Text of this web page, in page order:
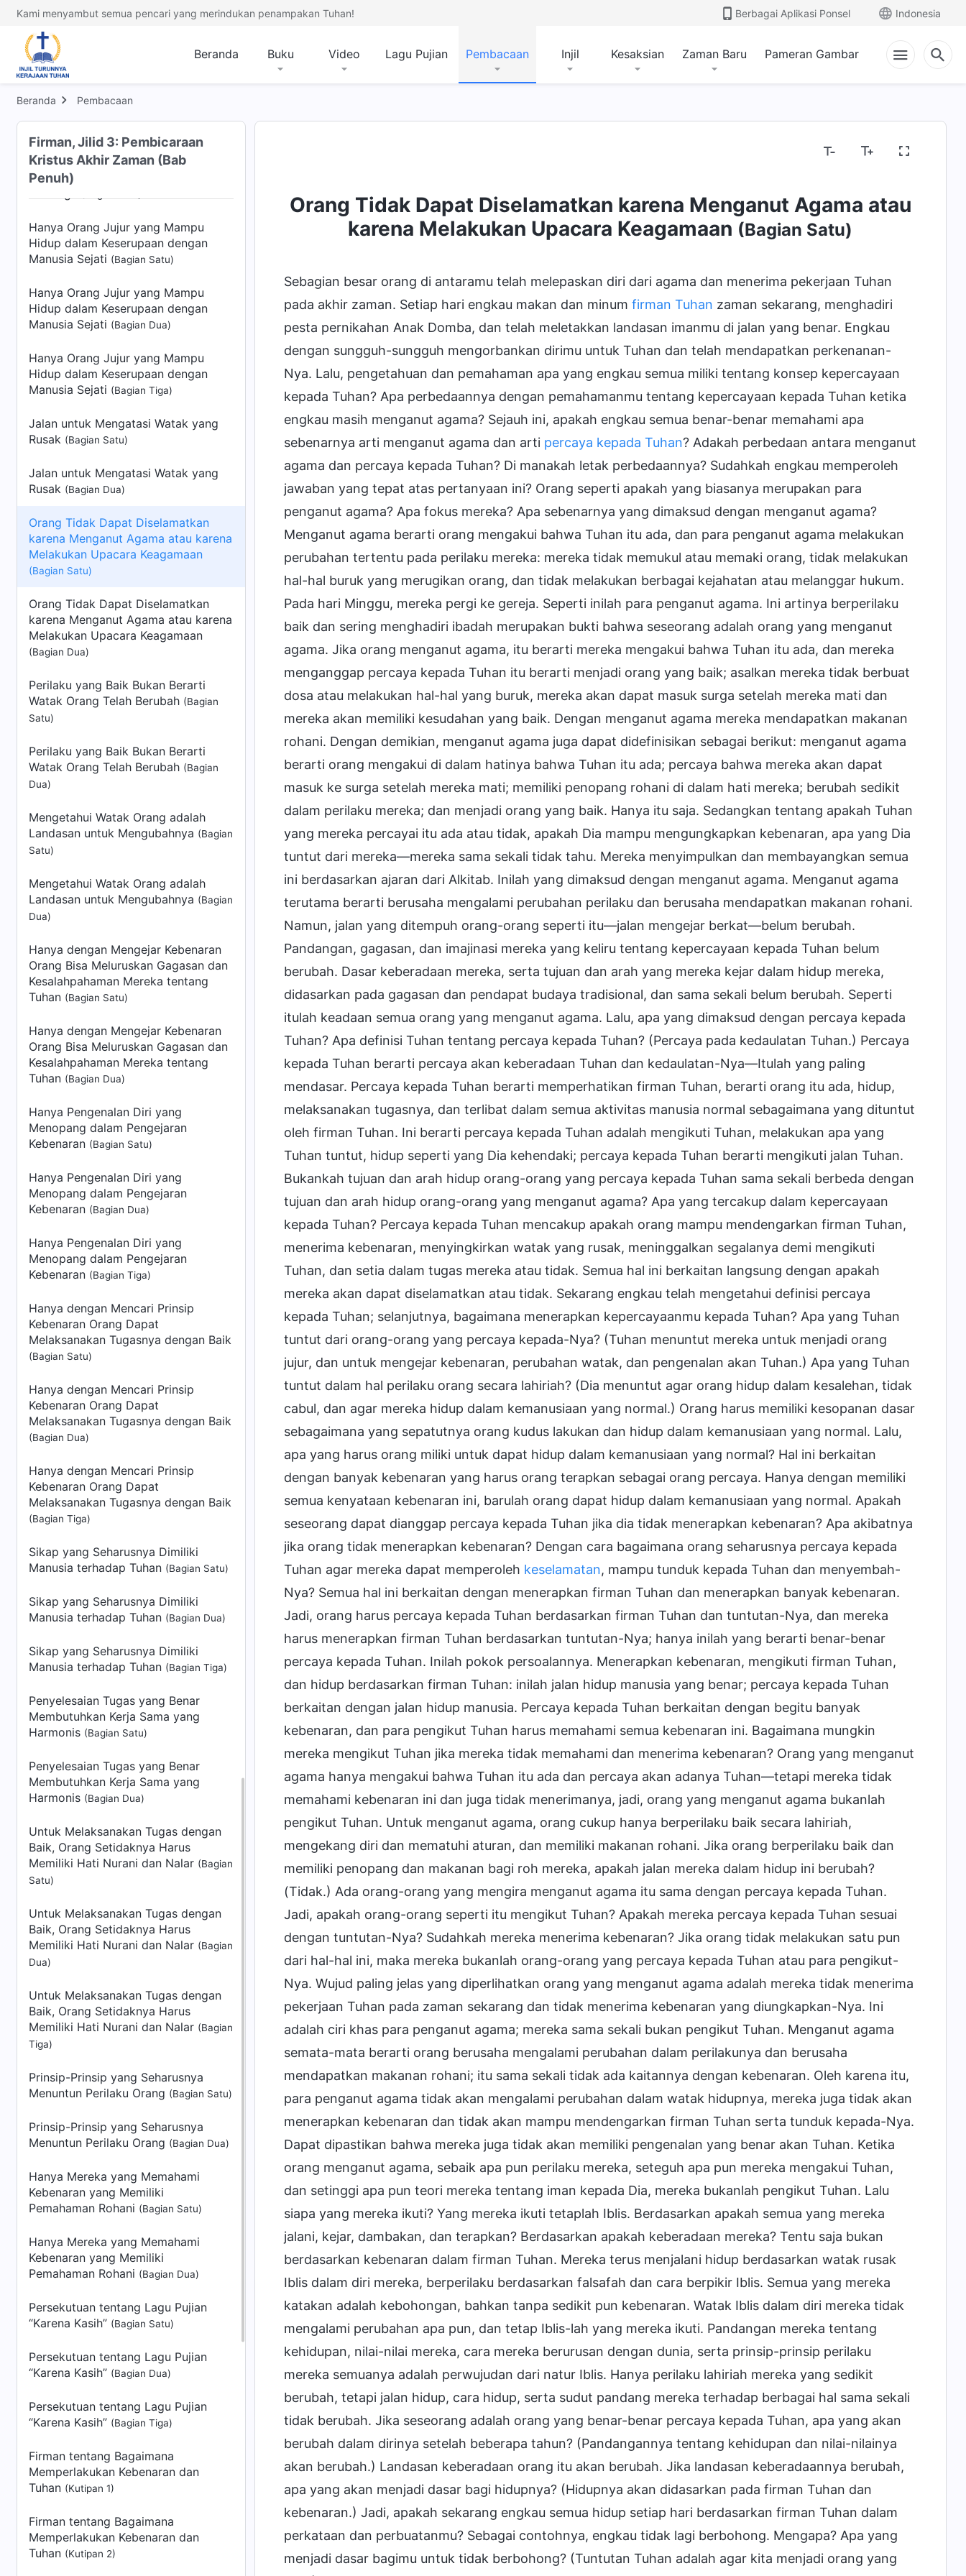
Kami menyambut semua pencari yang merindukan penampakan Tuhan! Berbagai Aplikasi Ponsel Indonesia
Beranda Buku Video Lagu Pujian Pembacaan Injil Kesaksian Zaman Baru Pameran Gambar
Beranda Pembacaan
Firman, Jilid 3: Pembicaraan
Kristus Akhir Zaman (Bab
Penuh)
Bagaimana Mengetahui Kedaulatan
Tuhan
Hanya dengan Melaksanakan Tugas
sebagai Makhluk Ciptaan dengan
Baik, Barulah Hidup itu Menjadi
Hanya dengan Melaksanakan Tugas
sebagai Makhluk Ciptaan dengan
Baik, Barulah Hidup itu Menjadi
Hanya Orang Jujur yang Mampu
Hidup dalam Keserupaan dengan
Manusia Sejati (Bagian Satu)
Hanya Orang Jujur yang Mampu
Hidup dalam Keserupaan dengan
Manusia Sejati (Bagian Dua)
Hanya Orang Jujur yang Mampu
Hidup dalam Keserupaan dengan
Manusia Sejati (Bagian Tiga)
Jalan untuk Mengatasi Watak yang
Rusak (Bagian Satu)
Jalan untuk Mengatasi Watak yang
Rusak (Bagian Dua)
Orang Tidak Dapat Diselamatkan
karena Menganut Agama atau karena
Melakukan Upacara Keagamaan
(Bagian Satu)
Orang Tidak Dapat Diselamatkan
karena Menganut Agama atau karena
Melakukan Upacara Keagamaan
(Bagian Dua)
Perilaku yang Baik Bukan Berarti
Watak Orang Telah Berubah (Bagian
Satu)
Perilaku yang Baik Bukan Berarti
Watak Orang Telah Berubah (Bagian
Dua)
Mengetahui Watak Orang adalah
Landasan untuk Mengubahnya (Bagian
Satu)
Mengetahui Watak Orang adalah
Landasan untuk Mengubahnya (Bagian
Dua)
Hanya dengan Mengejar Kebenaran
Orang Bisa Meluruskan Gagasan dan
Kesalahpahaman Mereka tentang
Tuhan (Bagian Satu)
Hanya dengan Mengejar Kebenaran
Orang Bisa Meluruskan Gagasan dan
Kesalahpahaman Mereka tentang
Tuhan (Bagian Dua)
Hanya Pengenalan Diri yang
Menopang dalam Pengejaran
Kebenaran (Bagian Satu)
Hanya Pengenalan Diri yang
Menopang dalam Pengejaran
Kebenaran (Bagian Dua)
Hanya Pengenalan Diri yang
Menopang dalam Pengejaran
Kebenaran (Bagian Tiga)
Hanya dengan Mencari Prinsip
Kebenaran Orang Dapat
Melaksanakan Tugasnya dengan Baik
(Bagian Satu)
Hanya dengan Mencari Prinsip
Kebenaran Orang Dapat
Melaksanakan Tugasnya dengan Baik
(Bagian Dua)
Hanya dengan Mencari Prinsip
Kebenaran Orang Dapat
Melaksanakan Tugasnya dengan Baik
(Bagian Tiga)
Sikap yang Seharusnya Dimiliki
Manusia terhadap Tuhan (Bagian Satu)
Sikap yang Seharusnya Dimiliki
Manusia terhadap Tuhan (Bagian Dua)
Sikap yang Seharusnya Dimiliki
Manusia terhadap Tuhan (Bagian Tiga)
Penyelesaian Tugas yang Benar
Membutuhkan Kerja Sama yang
Harmonis (Bagian Satu)
Penyelesaian Tugas yang Benar
Membutuhkan Kerja Sama yang
Harmonis (Bagian Dua)
Untuk Melaksanakan Tugas dengan
Baik, Orang Setidaknya Harus
Memiliki Hati Nurani dan Nalar (Bagian
Satu)
Untuk Melaksanakan Tugas dengan
Baik, Orang Setidaknya Harus
Memiliki Hati Nurani dan Nalar (Bagian
Dua)
Untuk Melaksanakan Tugas dengan
Baik, Orang Setidaknya Harus
Memiliki Hati Nurani dan Nalar (Bagian
Tiga)
Prinsip-Prinsip yang Seharusnya
Menuntun Perilaku Orang (Bagian Satu)
Prinsip-Prinsip yang Seharusnya
Menuntun Perilaku Orang (Bagian Dua)
Hanya Mereka yang Memahami
Kebenaran yang Memiliki
Pemahaman Rohani (Bagian Satu)
Hanya Mereka yang Memahami
Kebenaran yang Memiliki
Pemahaman Rohani (Bagian Dua)
Persekutuan tentang Lagu Pujian
“Karena Kasih” (Bagian Satu)
Persekutuan tentang Lagu Pujian
“Karena Kasih” (Bagian Dua)
Persekutuan tentang Lagu Pujian
“Karena Kasih” (Bagian Tiga)
Firman tentang Bagaimana
Memperlakukan Kebenaran dan
Tuhan (Kutipan 1)
Firman tentang Bagaimana
Memperlakukan Kebenaran dan
Tuhan (Kutipan 2)
Orang Tidak Dapat Diselamatkan karena Menganut Agama atau
karena Melakukan Upacara Keagamaan (Bagian Satu)
Sebagian besar orang di antaramu telah melepaskan diri dari agama dan menerima pekerjaan Tuhan
pada akhir zaman. Setiap hari engkau makan dan minum firman Tuhan zaman sekarang, menghadiri
pesta pernikahan Anak Domba, dan telah meletakkan landasan imanmu di jalan yang benar. Engkau
dengan sungguh-sungguh mengorbankan dirimu untuk Tuhan dan telah mendapatkan perkenanan-
Nya. Lalu, pengetahuan dan pemahaman apa yang engkau semua miliki tentang konsep kepercayaan
kepada Tuhan? Apa perbedaannya dengan pemahamanmu tentang kepercayaan kepada Tuhan ketika
engkau masih menganut agama? Sejauh ini, apakah engkau semua benar-benar memahami apa
sebenarnya arti menganut agama dan arti percaya kepada Tuhan? Adakah perbedaan antara menganut
agama dan percaya kepada Tuhan? Di manakah letak perbedaannya? Sudahkah engkau memperoleh
jawaban yang tepat atas pertanyaan ini? Orang seperti apakah yang biasanya merupakan para
penganut agama? Apa fokus mereka? Apa sebenarnya yang dimaksud dengan menganut agama?
Menganut agama berarti orang mengakui bahwa Tuhan itu ada, dan para penganut agama melakukan
perubahan tertentu pada perilaku mereka: mereka tidak memukul atau memaki orang, tidak melakukan
hal-hal buruk yang merugikan orang, dan tidak melakukan berbagai kejahatan atau melanggar hukum.
Pada hari Minggu, mereka pergi ke gereja. Seperti inilah para penganut agama. Ini artinya berperilaku
baik dan sering menghadiri ibadah merupakan bukti bahwa seseorang adalah orang yang menganut
agama. Jika orang menganut agama, itu berarti mereka mengakui bahwa Tuhan itu ada, dan mereka
menganggap percaya kepada Tuhan itu berarti menjadi orang yang baik; asalkan mereka tidak berbuat
dosa atau melakukan hal-hal yang buruk, mereka akan dapat masuk surga setelah mereka mati dan
mereka akan memiliki kesudahan yang baik. Dengan menganut agama mereka mendapatkan makanan
rohani. Dengan demikian, menganut agama juga dapat didefinisikan sebagai berikut: menganut agama
berarti orang mengakui di dalam hatinya bahwa Tuhan itu ada; percaya bahwa mereka akan dapat
masuk ke surga setelah mereka mati; memiliki penopang rohani di dalam hati mereka; berubah sedikit
dalam perilaku mereka; dan menjadi orang yang baik. Hanya itu saja. Sedangkan tentang apakah Tuhan
yang mereka percayai itu ada atau tidak, apakah Dia mampu mengungkapkan kebenaran, apa yang Dia
tuntut dari mereka—mereka sama sekali tidak tahu. Mereka menyimpulkan dan membayangkan semua
ini berdasarkan ajaran dari Alkitab. Inilah yang dimaksud dengan menganut agama. Menganut agama
terutama berarti berusaha mengalami perubahan perilaku dan berusaha mendapatkan makanan rohani.
Namun, jalan yang ditempuh orang-orang seperti itu—jalan mengejar berkat—belum berubah.
Pandangan, gagasan, dan imajinasi mereka yang keliru tentang kepercayaan kepada Tuhan belum
berubah. Dasar keberadaan mereka, serta tujuan dan arah yang mereka kejar dalam hidup mereka,
didasarkan pada gagasan dan pendapat budaya tradisional, dan sama sekali belum berubah. Seperti
itulah keadaan semua orang yang menganut agama. Lalu, apa yang dimaksud dengan percaya kepada
Tuhan? Apa definisi Tuhan tentang percaya kepada Tuhan? (Percaya pada kedaulatan Tuhan.) Percaya
kepada Tuhan berarti percaya akan keberadaan Tuhan dan kedaulatan-Nya—Itulah yang paling
mendasar. Percaya kepada Tuhan berarti memperhatikan firman Tuhan, berarti orang itu ada, hidup,
melaksanakan tugasnya, dan terlibat dalam semua aktivitas manusia normal sebagaimana yang dituntut
oleh firman Tuhan. Ini berarti percaya kepada Tuhan adalah mengikuti Tuhan, melakukan apa yang
Tuhan tuntut, hidup seperti yang Dia kehendaki; percaya kepada Tuhan berarti mengikuti jalan Tuhan.
Bukankah tujuan dan arah hidup orang-orang yang percaya kepada Tuhan sama sekali berbeda dengan
tujuan dan arah hidup orang-orang yang menganut agama? Apa yang tercakup dalam kepercayaan
kepada Tuhan? Percaya kepada Tuhan mencakup apakah orang mampu mendengarkan firman Tuhan,
menerima kebenaran, menyingkirkan watak yang rusak, meninggalkan segalanya demi mengikuti
Tuhan, dan setia dalam tugas mereka atau tidak. Semua hal ini berkaitan langsung dengan apakah
mereka akan dapat diselamatkan atau tidak. Sekarang engkau telah mengetahui definisi percaya
kepada Tuhan; selanjutnya, bagaimana menerapkan kepercayaanmu kepada Tuhan? Apa yang Tuhan
tuntut dari orang-orang yang percaya kepada-Nya? (Tuhan menuntut mereka untuk menjadi orang
jujur, dan untuk mengejar kebenaran, perubahan watak, dan pengenalan akan Tuhan.) Apa yang Tuhan
tuntut dalam hal perilaku orang secara lahiriah? (Dia menuntut agar orang hidup dalam kesalehan, tidak
cabul, dan agar mereka hidup dalam kemanusiaan yang normal.) Orang harus memiliki kesopanan dasar
sebagaimana yang sepatutnya orang kudus lakukan dan hidup dalam kemanusiaan yang normal. Lalu,
apa yang harus orang miliki untuk dapat hidup dalam kemanusiaan yang normal? Hal ini berkaitan
dengan banyak kebenaran yang harus orang terapkan sebagai orang percaya. Hanya dengan memiliki
semua kenyataan kebenaran ini, barulah orang dapat hidup dalam kemanusiaan yang normal. Apakah
seseorang dapat dianggap percaya kepada Tuhan jika dia tidak menerapkan kebenaran? Apa akibatnya
jika orang tidak menerapkan kebenaran? Dengan cara bagaimana orang seharusnya percaya kepada
Tuhan agar mereka dapat memperoleh keselamatan, mampu tunduk kepada Tuhan dan menyembah-
Nya? Semua hal ini berkaitan dengan menerapkan firman Tuhan dan menerapkan banyak kebenaran.
Jadi, orang harus percaya kepada Tuhan berdasarkan firman Tuhan dan tuntutan-Nya, dan mereka
harus menerapkan firman Tuhan berdasarkan tuntutan-Nya; hanya inilah yang berarti benar-benar
percaya kepada Tuhan. Inilah pokok persoalannya. Menerapkan kebenaran, mengikuti firman Tuhan,
dan hidup berdasarkan firman Tuhan: inilah jalan hidup manusia yang benar; percaya kepada Tuhan
berkaitan dengan jalan hidup manusia. Percaya kepada Tuhan berkaitan dengan begitu banyak
kebenaran, dan para pengikut Tuhan harus memahami semua kebenaran ini. Bagaimana mungkin
mereka mengikut Tuhan jika mereka tidak memahami dan menerima kebenaran? Orang yang menganut
agama hanya mengakui bahwa Tuhan itu ada dan percaya akan adanya Tuhan—tetapi mereka tidak
memahami kebenaran ini dan juga tidak menerimanya, jadi, orang yang menganut agama bukanlah
pengikut Tuhan. Untuk menganut agama, orang cukup hanya berperilaku baik secara lahiriah,
mengekang diri dan mematuhi aturan, dan memiliki makanan rohani. Jika orang berperilaku baik dan
memiliki penopang dan makanan bagi roh mereka, apakah jalan mereka dalam hidup ini berubah?
(Tidak.) Ada orang-orang yang mengira menganut agama itu sama dengan percaya kepada Tuhan.
Jadi, apakah orang-orang seperti itu mengikut Tuhan? Apakah mereka percaya kepada Tuhan sesuai
dengan tuntutan-Nya? Sudahkah mereka menerima kebenaran? Jika orang tidak melakukan satu pun
dari hal-hal ini, maka mereka bukanlah orang-orang yang percaya kepada Tuhan atau para pengikut-
Nya. Wujud paling jelas yang diperlihatkan orang yang menganut agama adalah mereka tidak menerima
pekerjaan Tuhan pada zaman sekarang dan tidak menerima kebenaran yang diungkapkan-Nya. Ini
adalah ciri khas para penganut agama; mereka sama sekali bukan pengikut Tuhan. Menganut agama
semata-mata berarti orang berusaha mengalami perubahan dalam perilakunya dan berusaha
mendapatkan makanan rohani; itu sama sekali tidak ada kaitannya dengan kebenaran. Oleh karena itu,
para penganut agama tidak akan mengalami perubahan dalam watak hidupnya, mereka juga tidak akan
menerapkan kebenaran dan tidak akan mampu mendengarkan firman Tuhan serta tunduk kepada-Nya.
Dapat dipastikan bahwa mereka juga tidak akan memiliki pengenalan yang benar akan Tuhan. Ketika
orang menganut agama, sebaik apa pun perilaku mereka, seteguh apa pun mereka mengakui Tuhan,
dan setinggi apa pun teori mereka tentang iman kepada Dia, mereka bukanlah pengikut Tuhan. Lalu
siapa yang mereka ikuti? Yang mereka ikuti tetaplah Iblis. Berdasarkan apakah semua yang mereka
jalani, kejar, dambakan, dan terapkan? Berdasarkan apakah keberadaan mereka? Tentu saja bukan
berdasarkan kebenaran dalam firman Tuhan. Mereka terus menjalani hidup berdasarkan watak rusak
Iblis dalam diri mereka, berperilaku berdasarkan falsafah dan cara berpikir Iblis. Semua yang mereka
katakan adalah kebohongan, bahkan tanpa sedikit pun kebenaran. Watak Iblis dalam diri mereka tidak
mengalami perubahan apa pun, dan tetap Iblis-lah yang mereka ikuti. Pandangan mereka tentang
kehidupan, nilai-nilai mereka, cara mereka berurusan dengan dunia, serta prinsip-prinsip perilaku
mereka semuanya adalah perwujudan dari natur Iblis. Hanya perilaku lahiriah mereka yang sedikit
berubah, tetapi jalan hidup, cara hidup, serta sudut pandang mereka terhadap berbagai hal sama sekali
tidak berubah. Jika seseorang adalah orang yang benar-benar percaya kepada Tuhan, apa yang akan
berubah dalam dirinya setelah beberapa tahun? (Pandangannya tentang kehidupan dan nilai-nilainya
akan berubah.) Landasan keberadaan orang itu akan berubah. Jika landasan keberadaannya berubah,
apa yang akan menjadi dasar bagi hidupnya? (Hidupnya akan didasarkan pada firman Tuhan dan
kebenaran.) Jadi, apakah sekarang engkau semua hidup setiap hari berdasarkan firman Tuhan dalam
perkataan dan perbuatanmu? Sebagai contohnya, engkau tidak lagi berbohong. Mengapa? Apa yang
menjadi dasar bagimu untuk tidak berbohong? (Tuntutan Tuhan adalah agar kita menjadi orang yang